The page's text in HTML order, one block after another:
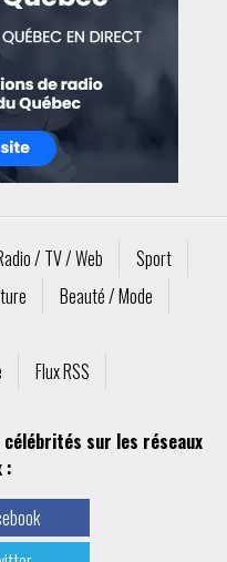
/ TV / Web
Sport
Beauté / Mode
Flux RSS
sur les réseaux
: